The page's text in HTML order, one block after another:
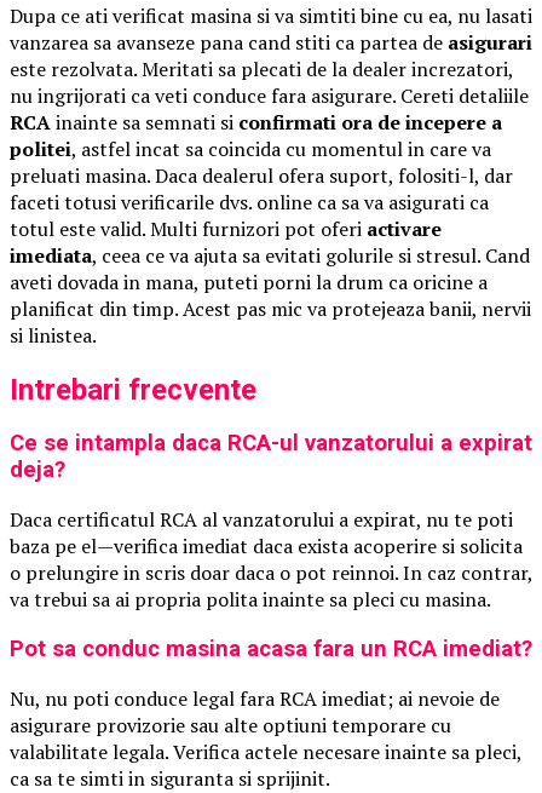
Dupa ce ati verificat masina si va simtiti bine cu ea, nu lasati
vanzarea sa avanseze pana cand stiti ca partea de asigurari
este rezolvata. Meritati sa plecati de la dealer increzatori,
nu ingrijorati ca veti conduce fara asigurare. Cereti detaliile
RCAinainte sa semnati si confirmati ora de incepere a
politei, astfel incat sa coincida cu momentul in care va
preluati masina. Daca dealerul ofera suport, folositi-l, dar
faceti totusi verificarile dvs. online ca sa va asigurati ca
totul este valid. Multi furnizori pot oferi activare
imediata, ceea ce va ajuta sa evitati golurile si stresul. Cand
aveti dovada in mana, puteti porni la drum ca oricine a
planificat din timp. Acest pas mic va protejeaza banii, nervii
si linistea.
Intrebari frecvente
Ce se intampla daca RCA-ul vanzatorului a expirat
deja?
Daca certificatul RCA al vanzatorului a expirat, nu te poti
baza pe el—verifica imediat daca exista acoperire si solicita
o prelungire in scris doar daca o pot reinnoi. In caz contrar,
va trebui sa ai propria polita inainte sa pleci cu masina.
Pot sa conduc masina acasa fara un RCA imediat?
Nu, nu poti conduce legal fara RCA imediat; ai nevoie de
asigurare provizorie sau alte optiuni temporare cu
valabilitate legala. Verifica actele necesare inainte sa pleci,
ca sa te simti in siguranta si sprijinit.